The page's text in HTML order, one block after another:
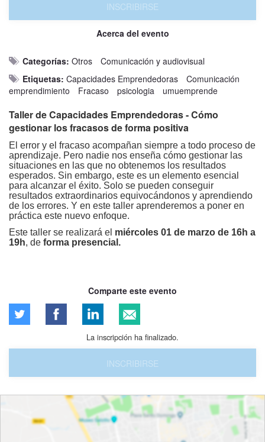
INSCRIBIRSE
Acerca del evento
Categorías: Otros
Comunicación y audiovisual
Etiquetas: Capacidades Emprendedoras
Comunicación
emprendimiento
Fracaso psicologia umuemprende
Taller de Capacidades Emprendedoras - Cómo
gestionar los fracasos de forma positiva
El error y el fracaso acompañan siempre a todo proceso de
aprendizaje. Pero nadie nos enseña cómo gestionar las
situaciones en las que no obtenemos los resultados
esperados. Sin embargo, este es un elemento esencial
para alcanzar el éxito. Solo se pueden conseguir
resultados extraordinarios equivocándonos y aprendiendo
de los errores. Y en este taller aprenderemos a poner en
práctica este nuevo enfoque.
Este taller se realizará el miércoles 01 de marzo de 16h a
19h, de forma presencial.
Comparte este evento
La inscripción ha finalizado.
INSCRIBIRSE